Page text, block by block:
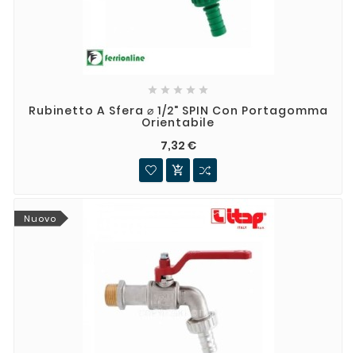
    
Rubinetto A Sfera ⌀ 1/2" SPIN Con Portagomma
Orientabile
7,32 €

Nuovo